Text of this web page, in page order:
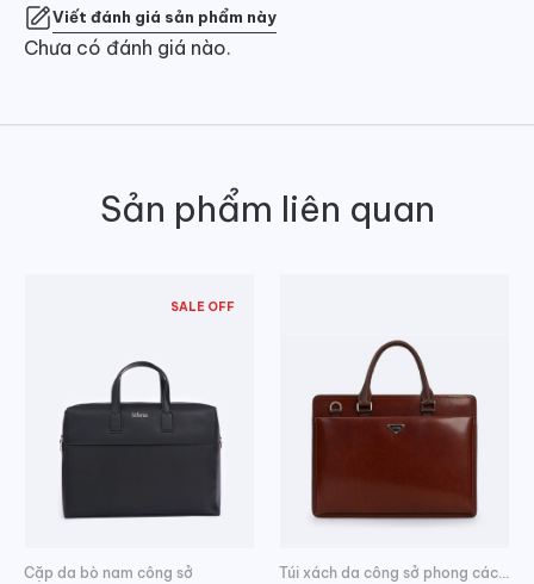
Viết đánh giá sản phẩm này
Chưa có đánh giá nào.
Sản phẩm liên quan
SALE OFF
Cặp da bò nam công sở
Túi xách da công sở phong cách doanh nhân